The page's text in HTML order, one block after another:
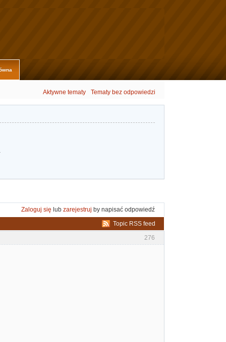
Aktywne tematy Tematy bez odpowiedzi
Zaloguj się lub zarejestruj by napisać odpowiedź
Topic RSS feed
276